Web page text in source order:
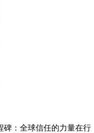
碑：全球信任的力量在行